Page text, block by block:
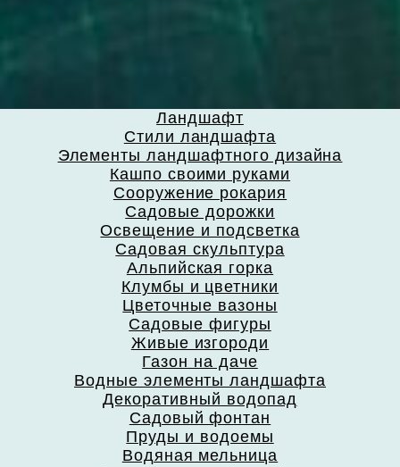
Ландшафт
Стили ландшафта
Элементы ландшафтного дизайна
Кашпо своими руками
Сооружение рокария
Садовые дорожки
Освещение и подсветка
Садовая скульптура
Альпийская горка
Клумбы и цветники
Цветочные вазоны
Садовые фигуры
Живые изгороди
Газон на даче
Водные элементы ландшафта
Декоративный водопад
Садовый фонтан
Пруды и водоемы
Водяная мельница